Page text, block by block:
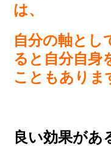
は、
自分の軸とし
ると自分自身
こともありま
良い効果があ